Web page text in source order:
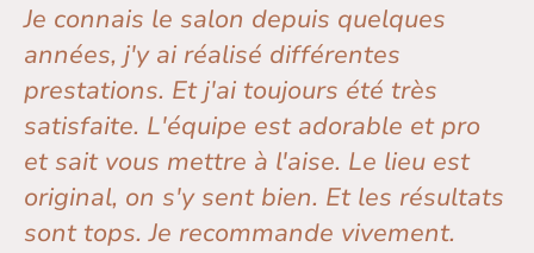
Je connais le salon depuis quelques
années, j'y ai réalisé différentes
prestations. Et j'ai toujours été très
satisfaite. L'équipe est adorable et pro
et sait vous mettre à l'aise. Le lieu est
original, on s'y sent bien. Et les résultats
sont tops. Je recommande vivement.